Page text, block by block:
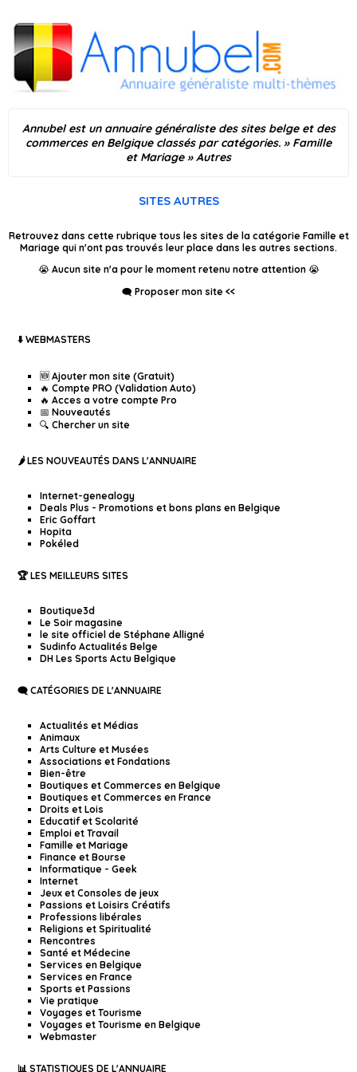
Annubel est un annuaire généraliste des sites belge et des
commerces en Belgique classés par catégories. » Famille
et Mariage » Autres
SITES AUTRES
Retrouvez dans cette rubrique tous les sites de la catégorie Famille et
Mariage qui n'ont pas trouvés leur place dans les autres sections.
😭 Aucun site n'a pour le moment retenu notre attention 😭
🗨️ Proposer mon site <<
⬇️ WEBMASTERS
🆕 Ajouter mon site (Gratuit)
🔥 Compte PRO (Validation Auto)
🔥 Acces a votre compte Pro
📅 Nouveautés
🔍 Chercher un site
🌶️ LES NOUVEAUTÉS DANS L'ANNUAIRE
Internet-genealogy
Deals Plus - Promotions et bons plans en Belgique
Eric Goffart
Hopita
Pokéled
🏆 LES MEILLEURS SITES
Boutique3d
Le Soir magasine
le site officiel de Stéphane Alligné
Sudinfo Actualités Belge
DH Les Sports Actu Belgique
🗨️ CATÉGORIES DE L'ANNUAIRE
Actualités et Médias
Animaux
Arts Culture et Musées
Associations et Fondations
Bien-être
Boutiques et Commerces en Belgique
Boutiques et Commerces en France
Droits et Lois
Educatif et Scolarité
Emploi et Travail
Famille et Mariage
Finance et Bourse
Informatique - Geek
Internet
Jeux et Consoles de jeux
Passions et Loisirs Créatifs
Professions libérales
Religions et Spiritualité
Rencontres
Santé et Médecine
Services en Belgique
Services en France
Sports et Passions
Vie pratique
Voyages et Tourisme
Voyages et Tourisme en Belgique
Webmaster
📊 STATISTIQUES DE L'ANNUAIRE